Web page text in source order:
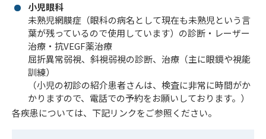
小児眼科
未熟児網膜症（眼科の病名として現在も未熟児という言
葉が残っているので使用しています）の診断・レーザー
治療・抗VEGF薬治療
屈折異常弱視、斜視弱視の診断、治療（主に眼鏡や視能
訓練）
（小児の初診の紹介患者さんは、検査に非常に時間がか
かりますので、電話での予約をお願いしております。）
各疾患については、下記リンクをご参照ください。